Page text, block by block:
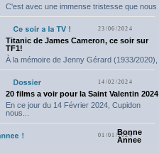
C'est avec une immense tristesse que nous
23/06/2024
Titanic de James Cameron, ce soir sur
TF1!
À la mémoire de Jenny Gérard (1933/2020),
14/02/2024
20 films a voir pour la Saint Valentin 2024
En ce jour du 14 Février 2024, Cupidon
nous...
01/01/2024
Bonne
Annee